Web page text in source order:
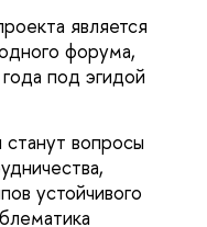
является
форума,
под эгидой
вопросы
устойчивого